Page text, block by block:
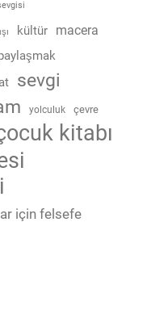
kültür
macera
sevgi
yolculuk çevre
kitabı
için felsefe